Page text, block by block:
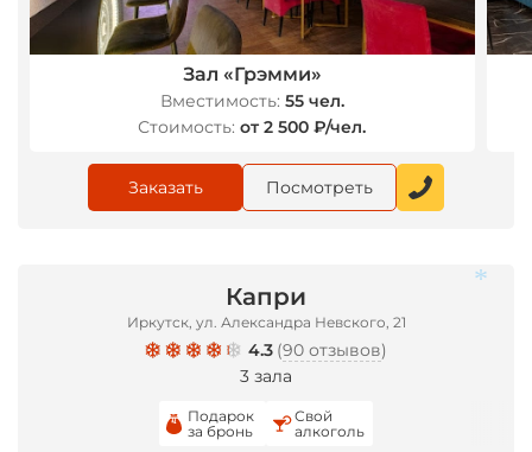
Зал «Грэмми»
Вместимость: 55 чел.
Стоимость: от 2 500 ₽/чел.
Заказать Посмотреть
Капри
Иркутск, ул. Александра Невского, 21
4.3 (90 отзывов)
3 зала
Подарок
за бронь
Свой
алкоголь